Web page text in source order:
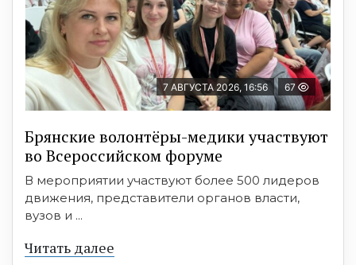
7 АВГУСТА 2026, 16:56 67
Брянские волонтёры-медики участвуют
во Всероссийском форуме
В мероприятии участвуют более 500 лидеров
движения, представители органов власти,
вузов и ...
Читать далее